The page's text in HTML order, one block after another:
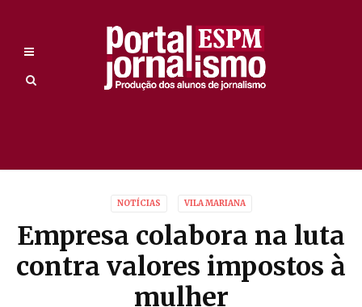
NOTÍCIAS VILA MARIANA
Empresa colabora na luta
contra valores impostos à
mulher